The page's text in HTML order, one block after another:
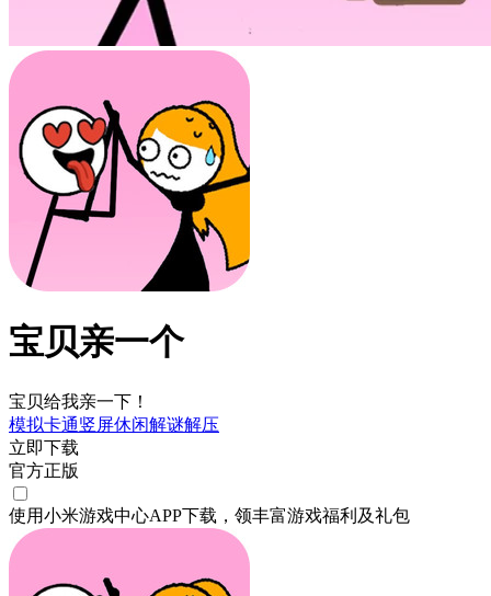
宝贝亲一个
宝贝给我亲一下！
模拟卡通竖屏休闲解谜解压
立即下载
官方正版
使用小米游戏中心APP下载 ，领丰富游戏福利 及礼包